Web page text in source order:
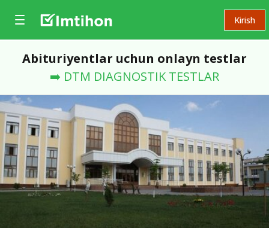
Kirish
Abituriyentlar uchun onlayn testlar
➡️ DTM DIAGNOSTIK TESTLAR